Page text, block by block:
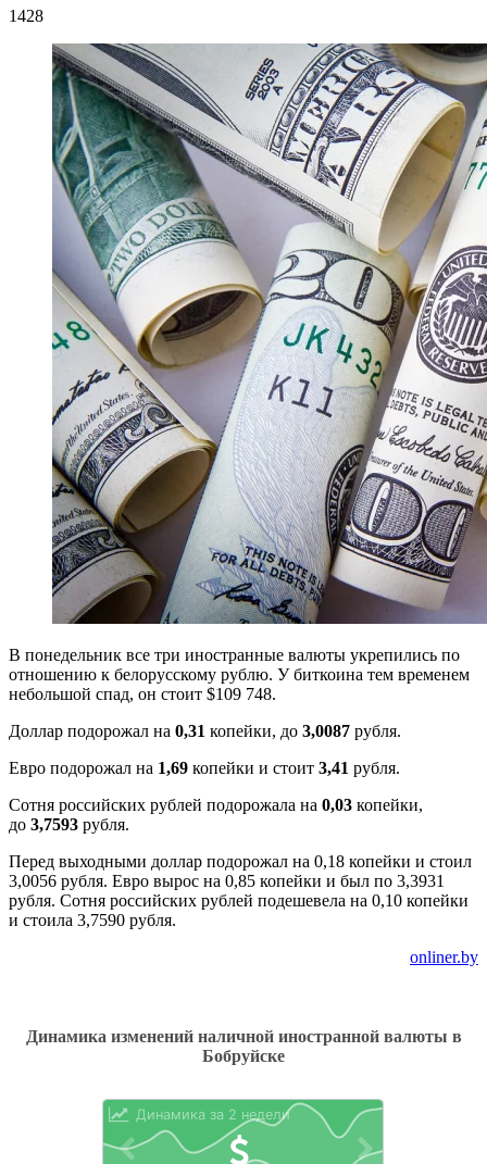
1428
В понедельник все три иностранные валюты укрепились по
отношению к белорусскому рублю. У биткоина тем временем
небольшой спад, он стоит $109 748.
Доллар подорожал на 0,31 копейки, до 3,0087 рубля.
Евро подорожал на 1,69 копейки и стоит 3,41 рубля.
Сотня российских рублей подорожала на 0,03 копейки,
до 3,7593 рубля.
Перед выходными доллар подорожал на 0,18 копейки и стоил
3,0056 рубля. Евро вырос на 0,85 копейки и был по 3,3931
рубля. Сотня российских рублей подешевела на 0,10 копейки
и стоила 3,7590 рубля.
onliner.by
Динамика изменений наличной иностранной валюты в
Бобруйске